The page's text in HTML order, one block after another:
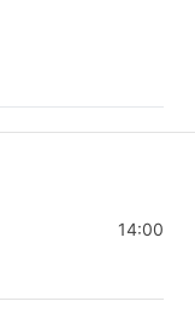
14:00